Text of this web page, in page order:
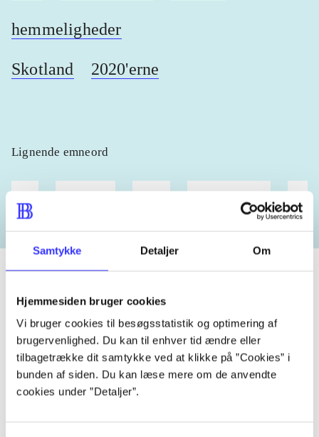
Samtykke Detaljer Om
Hjemmesiden bruger cookies
Vi bruger cookies til besøgsstatistik og optimering af
brugervenlighed. Du kan til enhver tid ændre eller
tilbagetrække dit samtykke ved at klikke på ”Cookies” i
bunden af siden. Du kan læse mere om de anvendte
cookies under ”Detaljer”.
hemmeligheder
Skotland 2020'erne
Lignende emneord
ridning hestesygdomme vokal
Tidsskrift
Artiklen er en del af
lorem ipsum dolor sit amet ...
Tidsskrift